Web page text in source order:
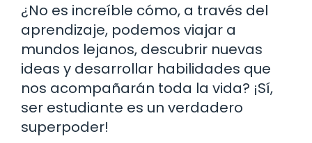
¿No es increíble cómo, a través del
aprendizaje, podemos viajar a
mundos lejanos, descubrir nuevas
ideas y desarrollar habilidades que
nos acompañarán toda la vida? ¡Sí,
ser estudiante es un verdadero
superpoder!